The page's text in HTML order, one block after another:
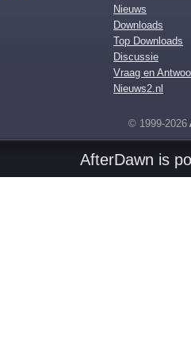
Nieuws
Downloads
Top Downloads
Discussie
Vraag en
Nieuws2.nl
© 1999-2026
AfterDawn is